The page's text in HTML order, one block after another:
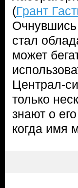
(Грант
Очнувшись
стал
может
Централ-
только
знают о
когда имя